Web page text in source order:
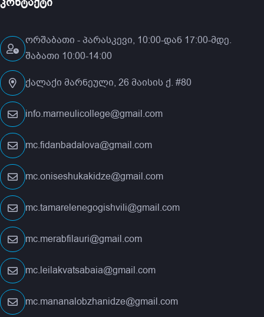
ორშაბათი - პარასკევი, 10:00-დან 17:00-მდე.
შაბათი 10:00-14:00
ქალაქი მარნეული, 26 მაისის ქ. #80
info.marneulicollege@gmail.com
mc.fidanbadalova@gmail.com
mc.oniseshukakidze@gmail.com
mc.tamarelenegogishvili@gmail.com
mc.merabfilauri@gmail.com
mc.leilakvatsabaia@gmail.com
mc.mananalobzhanidze@gmail.com